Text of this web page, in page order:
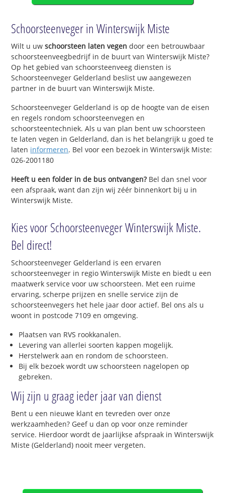
Schoorsteenveger in Winterswijk Miste
Wilt u uwschoorsteen laten vegen door een betrouwbaar
schoorsteenveegbedrijf in de buurt van Winterswijk Miste?
Op het gebied van schoorsteenveeg diensten is
Schoorsteenveger Gelderland beslist uw aangewezen
partner in de buurt van Winterswijk Miste.
Schoorsteenveger Gelderland is op de hoogte van de eisen
en regels rondom schoorsteenvegen en
schoorsteentechniek. Als u van plan bent uw schoorsteen
te laten vegen in Gelderland, dan is het belangrijk u goed te
laten informeren. Bel voor een bezoek in Winterswijk Miste:
026-2001180
Heeft u een folder in de bus ontvangen?Bel dan snel voor
een afspraak, want dan zijn wij zéér binnenkort bij u in
Winterswijk Miste.
Kies voor Schoorsteenveger Winterswijk Miste.
Bel direct!
Schoorsteenveger Gelderland is een ervaren
schoorsteenveger in regio Winterswijk Miste en biedt u een
maatwerk service voor uw schoorsteen. Met een ruime
ervaring, scherpe prijzen en snelle service zijn de
schoorsteenvegers het hele jaar door actief. Bel ons als u
woont in postcode 7109 en omgeving.
Plaatsen van RVS rookkanalen.
Levering van allerlei soorten kappen mogelijk.
Herstelwerk aan en rondom de schoorsteen.
Bij elk bezoek wordt uw schoorsteen nagelopen op
gebreken.
Wij zijn u graag ieder jaar van dienst
Bent u een nieuwe klant en tevreden over onze
werkzaamheden? Geef u dan op voor onze reminder
service. Hierdoor wordt de jaarlijkse afspraak in Winterswijk
Miste (Gelderland) nooit meer vergeten.